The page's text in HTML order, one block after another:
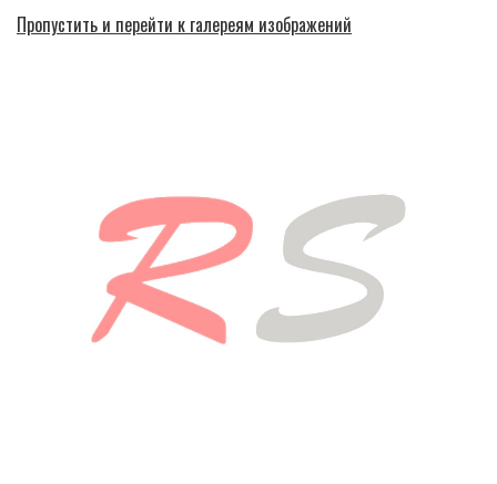
Пропустить и перейти к галереям изображений